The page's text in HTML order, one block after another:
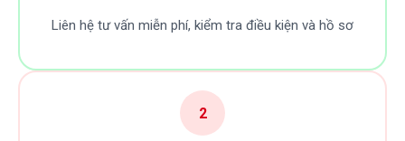
Liên hệ tư vấn miễn phí, kiểm tra điều kiện và hồ sơ
2